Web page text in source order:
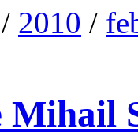
/ 2010 /
Mihail